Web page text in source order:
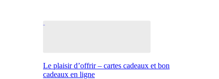
Le plaisir d’offrir – cartes cadeaux et bon
cadeaux en ligne